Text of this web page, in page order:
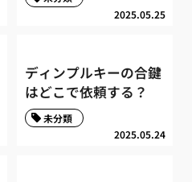
2025.05.25
ディンプルキーの合鍵
はどこで依頼する？
2025.05.24
未分類